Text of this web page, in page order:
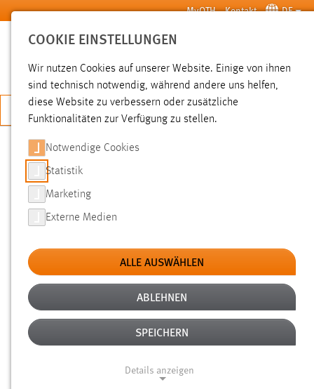
Zum Hauptinhalt springen MyOTH Kontakt DE
SUCHE
JETZT BEWERBEN
SUCHE
FILTER
Typ
Erstellungsdatum
Alter
COOKIE EINSTELLUNGEN
Wir nutzen Cookies auf unserer Website. Einige von ihnen
sind technisch notwendig, während andere uns helfen,
diese Website zu verbessern oder zusätzliche
Funktionalitäten zur Verfügung zu stellen.
Notwendige Cookies
Statistik
Marketing
Externe Medien
ALLE AUSWÄHLEN
ABLEHNEN
SPEICHERN
Details anzeigen